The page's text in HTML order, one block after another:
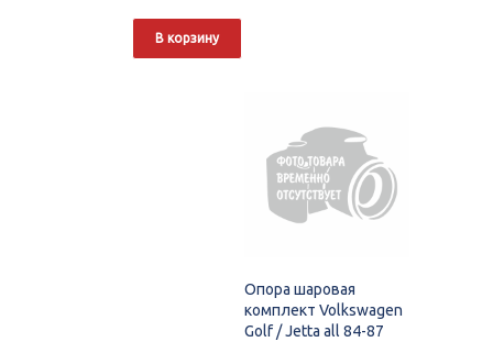
В корзину
Опора шаровая
комплект Volkswagen
Golf / Jetta all 84-87